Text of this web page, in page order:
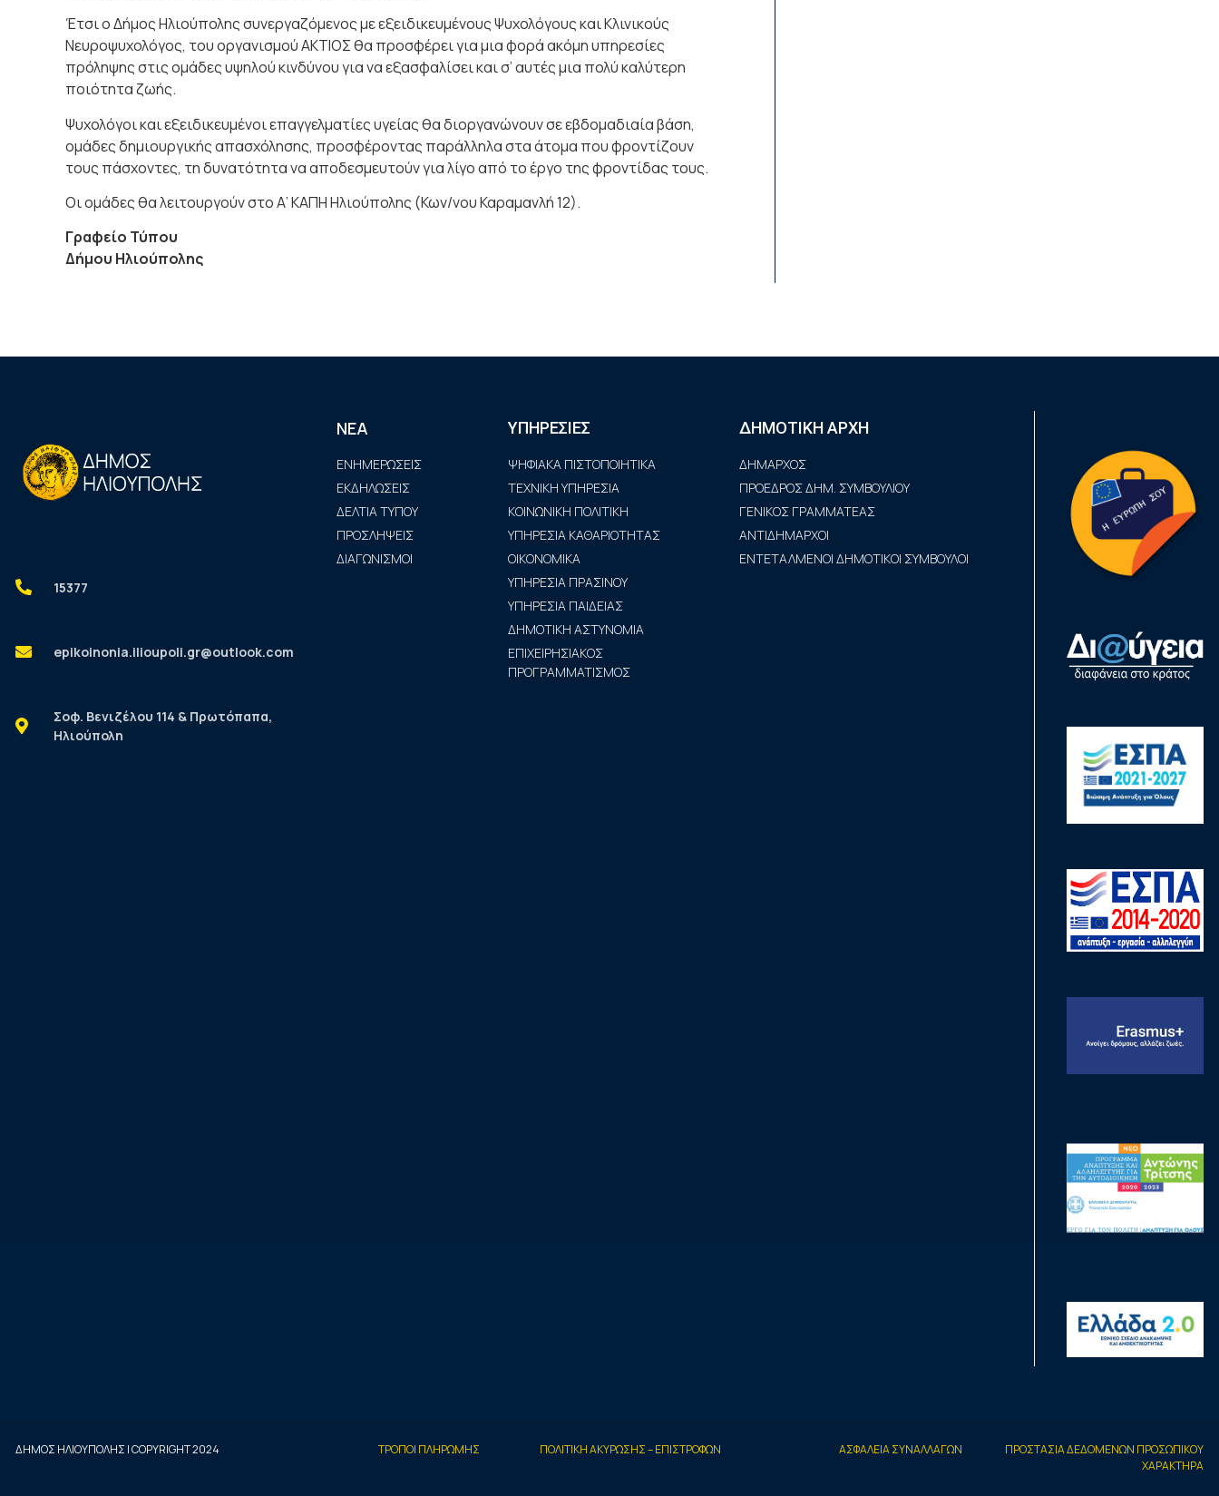
Έτσι ο Δήμος Ηλιούπολης συνεργαζόμενος με εξειδικευμένους Ψυχολόγους και Κλινικούς
Νευροψυχολόγος, του οργανισμού ΑΚΤΙΟΣ θα προσφέρει για μια φορά ακόμη υπηρεσίες
πρόληψης στις ομάδες υψηλού κινδύνου για να εξασφαλίσει και σ’ αυτές μια πολύ καλύτερη
ποιότητα ζωής.
Ψυχολόγοι και εξειδικευμένοι επαγγελματίες υγείας θα διοργανώνουν σε εβδομαδιαία βάση,
ομάδες δημιουργικής απασχόλησης, προσφέροντας παράλληλα στα άτομα που φροντίζουν
τους πάσχοντες, τη δυνατότητα να αποδεσμευτούν για λίγο από το έργο της φροντίδας τους.
Οι ομάδες θα λειτουργούν στο Α’ ΚΑΠΗ Ηλιούπολης (Κων/νου Καραμανλή 12).
Γραφείο Τύπου
Δήμου Ηλιούπολης
15377
epikoinonia.ilioupoli.gr@outlook.com
Σοφ. Βενιζέλου 114 & Πρωτόπαπα,
Ηλιούπολη
ΝΕΑ
ΕΝΗΜΕΡΩΣΕΙΣ
ΕΚΔΗΛΩΣΕΙΣ
ΔΕΛΤΙΑ ΤΥΠΟΥ
ΠΡΟΣΛΗΨΕΙΣ
ΔΙΑΓΩΝΙΣΜΟΙ
ΥΠΗΡΕΣΙΕΣ
ΨΗΦΙΑΚΑ ΠΙΣΤΟΠΟΙΗΤΙΚΑ
ΤΕΧΝΙΚΗ ΥΠΗΡΕΣΙΑ
ΚΟΙΝΩΝΙΚΗ ΠΟΛΙΤΙΚΗ
ΥΠΗΡΕΣΙΑ ΚΑΘΑΡΙΟΤΗΤΑΣ
ΟΙΚΟΝΟΜΙΚΑ
ΥΠΗΡΕΣΙΑ ΠΡΑΣΙΝΟΥ
ΥΠΗΡΕΣΙΑ ΠΑΙΔΕΙΑΣ
ΔΗΜΟΤΙΚΗ ΑΣΤΥΝΟΜΙΑ
ΕΠΙΧΕΙΡΗΣΙΑΚΟΣ
ΠΡΟΓΡΑΜΜΑΤΙΣΜΟΣ
ΔΗΜΟΤΙΚΗ ΑΡΧΗ
ΔΗΜΑΡΧΟΣ
ΠΡΟΕΔΡΟΣ ΔΗΜ. ΣΥΜΒΟΥΛΙΟΥ
ΓΕΝΙΚΟΣ ΓΡΑΜΜΑΤΕΑΣ
ΑΝΤΙΔΗΜΑΡΧΟΙ
ΕΝΤΕΤΑΛΜΕΝΟΙ ΔΗΜΟΤΙΚΟΙ ΣΥΜΒΟΥΛΟΙ
ΔΗΜΟΣ ΗΛΙΟΥΠΟΛΗΣ | COPYRIGHT 2024 ΤΡΟΠΟΙ ΠΛΗΡΩΜΗΣ ΠΟΛΙΤΙΚΗ ΑΚΥΡΩΣΗΣ – ΕΠΙΣΤΡΟΦΩΝ ΑΣΦΑΛΕΙΑ ΣΥΝΑΛΛΑΓΩΝ
ΠΡΟΣΤΑΣΙΑ ΔΕΔΟΜΕΝΩΝ ΠΡΟΣΩΠΙΚΟΥ
ΧΑΡΑΚΤΗΡΑ